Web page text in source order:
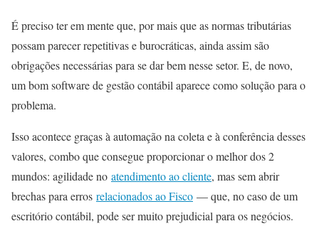
É preciso ter em mente que, por mais que as normas tributárias
possam parecer repetitivas e burocráticas, ainda assim são
obrigações necessárias para se dar bem nesse setor. E, de novo,
um bom software de gestão contábil aparece como solução para o
problema.
Isso acontece graças à automação na coleta e à conferência desses
valores, combo que consegue proporcionar o melhor dos 2
mundos: agilidade no atendimento ao cliente, mas sem abrir
brechas para erros relacionados ao Fisco — que, no caso de um
escritório contábil, pode ser muito prejudicial para os negócios.